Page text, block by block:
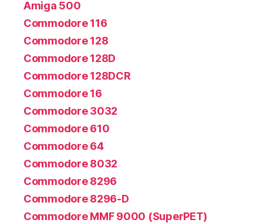
Amiga 500
Commodore 116
Commodore 128
Commodore 128D
Commodore 128DCR
Commodore 16
Commodore 3032
Commodore 610
Commodore 64
Commodore 8032
Commodore 8296
Commodore 8296-D
Commodore MMF 9000 (SuperPET)